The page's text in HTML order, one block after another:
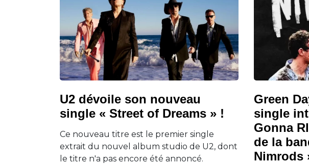
U2 dévoile son nouveau
single « Street of Dreams » !
Ce nouveau titre est le premier single
extrait du nouvel album studio de U2, dont
le titre n'a pas encore été annoncé.
Green
single
Gonna
de la
Nimrods